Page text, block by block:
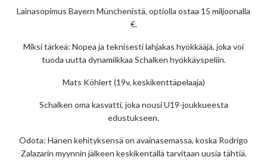
Lainasopimus Bayern Münchenistä, optiolla ostaa 15 miljoonalla
€.
Miksi tärkeä: Nopea ja teknisesti lahjakas hyökkääjä, joka voi
tuoda uutta dynamiikkaa Schalken hyökkäyspeliin.
Mats Köhlert (19v, keskikenttäpelaaja)
Schalken oma kasvatti, joka nousi U19-joukkueesta
edustukseen.
Odota: Hänen kehityksensä on avainasemassa, koska Rodrigo
Zalazarin myynnin jälkeen keskikentällä tarvitaan uusia tähtiä.